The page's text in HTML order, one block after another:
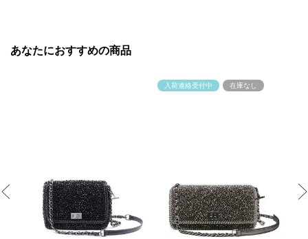
あなたにおすすめの商品
Previous
入荷連絡受付中 在庫なし